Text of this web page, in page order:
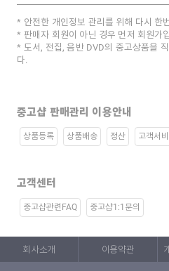
안전한 개인정보 관리를 위해 다시 한
판매자 회원이 아닌 경우 먼저 회원가
도서, 전집, 음반 DVD의 중고상품을
다.
중고샵 판매관리 이용안내
상품등록 상품배송 정산 고객서
고객센터
중고샵관련FAQ 중고샵1:1문의
회사소개 이용약관